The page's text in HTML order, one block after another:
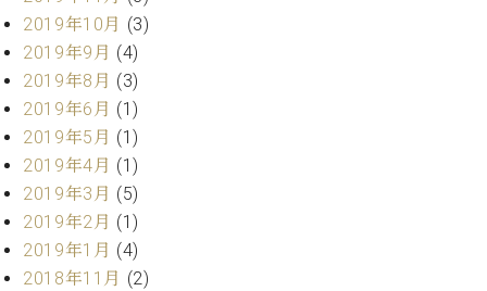
W.
ホ
フ
マ
ン
プ
ロ
フ
ェ
ッ
内
(PDF)
問
い
合
わ
せ
本
2019年10月 (3)
2019年9月 (4)
2019年8月 (3)
2019年6月 (1)
2019年5月 (1)
2019年4月 (1)
2019年3月 (5)
2019年2月 (1)
2019年1月 (4)
2018年11月 (2)